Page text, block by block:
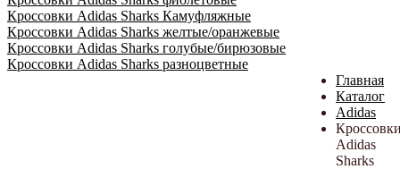
Кроссовки Adidas Sharks Камуфляжные
Кроссовки Adidas Sharks желтые/оранжевые
Кроссовки Adidas Sharks голубые/бирюзовые
Кроссовки Adidas Sharks разноцветные
Главная
Каталог
Adidas
Adidas
Sharks